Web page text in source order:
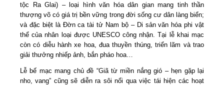
tộc Ra Glai) – loại hình văn hóa dân gian mang tinh thần
thượng võ có giá trị bền vững trong đời sống cư dân làng biển;
và đặc biệt là Đờn ca tài tử Nam bộ – Di sản văn hóa phi vật
thể của nhân loại được UNESCO công nhận. Tại lễ khai mạc
còn có diễu hành xe hoa, đua thuyền thúng, triển lãm và trao
giải thưởng nhiếp ảnh, bắn pháo hoa…
Lễ bế mạc mang chủ đề “Giã từ miền nắng gió – hẹn gặp lại
nho, vang” cũng sẽ diễn ra sôi nổi qua việc tái hiện các hoạt